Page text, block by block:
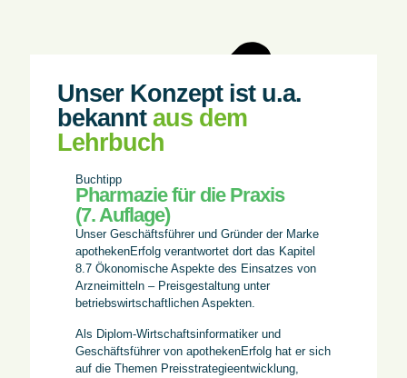
Unser Konzept ist u.a.
bekannt aus dem
Lehrbuch
Buchtipp
Pharmazie für die Praxis
(7. Auflage)
Unser Geschäftsführer und Gründer der Marke
apothekenErfolg verantwortet dort das Kapitel
8.7 Ökonomische Aspekte des Einsatzes von
Arzneimitteln – Preisgestaltung unter
betriebswirtschaftlichen Aspekten.
Als Diplom-Wirtschaftsinformatiker und
Geschäftsführer von apothekenErfolg hat er sich
auf die Themen Preisstrategieentwicklung,